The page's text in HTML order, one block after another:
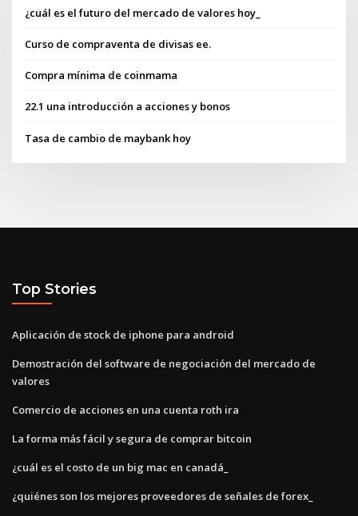
¿cuál es el futuro del mercado de valores hoy_
Curso de compraventa de divisas ee.
Compra mínima de coinmama
22.1 una introducción a acciones y bonos
Tasa de cambio de maybank hoy
Top Stories
Aplicación de stock de iphone para android
Demostración del software de negociación del mercado de
valores
Comercio de acciones en una cuenta roth ira
La forma más fácil y segura de comprar bitcoin
¿cuál es el costo de un big mac en canadá_
¿quiénes son los mejores proveedores de señales de forex_